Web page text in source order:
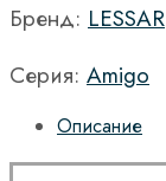
Бренд: LESSAR
Серия: Amigo
Описание